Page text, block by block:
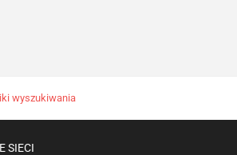
wyszukiwania
SIECI